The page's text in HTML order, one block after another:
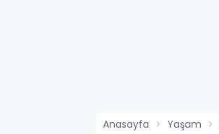
Anasayfa Yaşam